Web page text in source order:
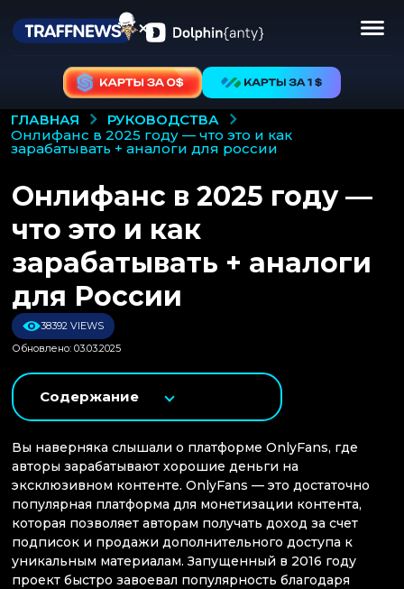
ГЛАВНАЯ
РУКОВОДСТВА
онлифанс в 2025 году — что это и как
зарабатывать + аналоги для россии
Онлифанс в 2025 году —
что это и как
зарабатывать + аналоги
для России
38392 VIEWS
Обновлено: 03.03.2025
Содержание
Вы наверняка слышали о платформе OnlyFans, где
авторы зарабатывают хорошие деньги на
эксклюзивном контенте. OnlyFans — это достаточно
популярная платформа для монетизации контента,
которая позволяет авторам получать доход за счет
подписок и продажи дополнительного доступа к
уникальным материалам. Запущенный в 2016 году
проект быстро завоевал популярность благодаря